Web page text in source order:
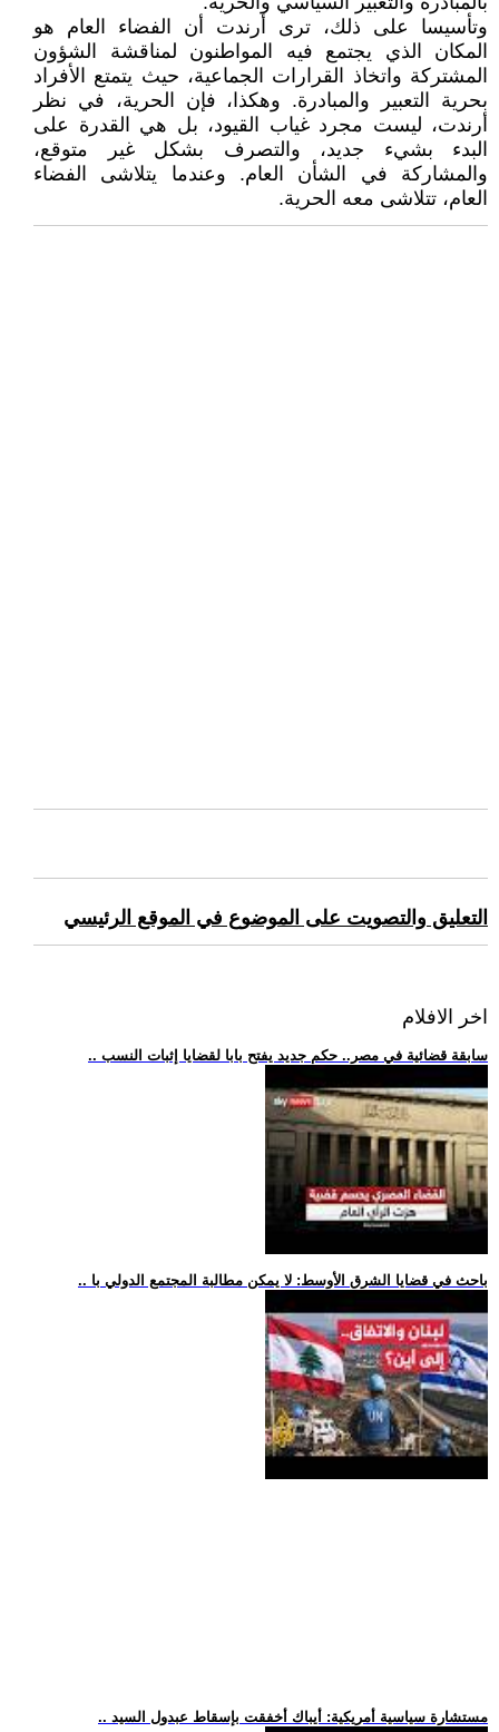
وتأسيسا على ذلك، ترى أرندت أن الفضاء العام هو
المكان الذي يجتمع فيه المواطنون لمناقشة الشؤون
المشتركة واتخاذ القرارات الجماعية، حيث يتمتع الأفراد
بحرية التعبير والمبادرة. وهكذا، فإن الحرية، في نظر
أرندت، ليست مجرد غياب القيود، بل هي القدرة على
البدء بشيء جديد، والتصرف بشكل غير متوقع،
والمشاركة في الشأن العام. وعندما يتلاشى الفضاء
العام، تتلاشى معه الحرية.
التعليق والتصويت على الموضوع في الموقع الرئيسي
اخر الافلام
.. سابقة قضائية في مصر.. حكم جديد يفتح بابا لقضايا إثبات النسب
.. باحث في قضايا الشرق الأوسط: لا يمكن مطالبة المجتمع الدولي با
.. مستشارة سياسية أمريكية: أيباك أخفقت بإسقاط عبدول السيد